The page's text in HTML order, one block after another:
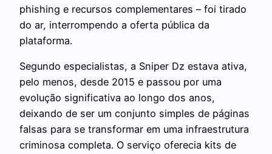
phishing e recursos complementares – foi tirado
do ar, interrompendo a oferta pública da
plataforma.
Segundo especialistas, a Sniper Dz estava ativa,
pelo menos, desde 2015 e passou por uma
evolução significativa ao longo dos anos,
deixando de ser um conjunto simples de páginas
falsas para se transformar em uma infraestrutura
criminosa completa. O serviço oferecia kits de